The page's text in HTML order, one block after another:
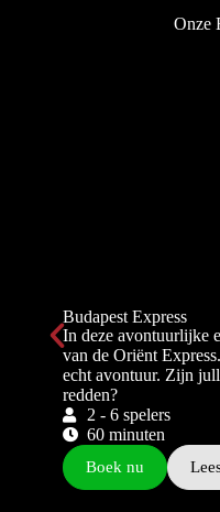
Onze
Budapest Express
In deze avontuurlijke
van de Oriënt
echt avontuur. Zijn
redden?
2 - 6 spelers
60 minuten
Boek nu